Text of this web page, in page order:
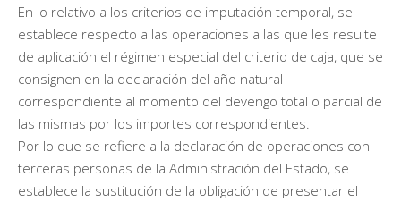
En lo relativo a los criterios de imputación temporal, se
establece respecto a las operaciones a las que les resulte
de aplicación el régimen especial del criterio de caja, que se
consignen en la declaración del año natural
correspondiente al momento del devengo total o parcial de
las mismas por los importes correspondientes.
Por lo que se refiere a la declaración de operaciones con
terceras personas de la Administración del Estado, se
establece la sustitución de la obligación de presentar el